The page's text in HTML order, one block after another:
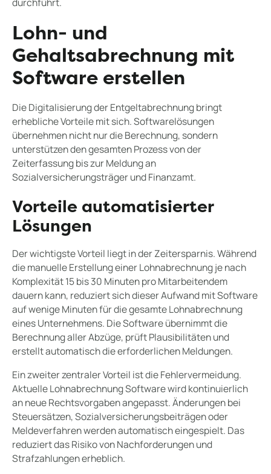
Lohn- und
Gehaltsabrechnung mit
Software erstellen
Die Digitalisierung der Entgeltabrechnung bringt
erhebliche Vorteile mit sich. Softwarelösungen
übernehmen nicht nur die Berechnung, sondern
unterstützen den gesamten Prozess von der
Zeiterfassung bis zur Meldung an
Sozialversicherungsträger und Finanzamt.
Vorteile automatisierter
Lösungen
Der wichtigste Vorteil liegt in der Zeitersparnis. Während
die manuelle Erstellung einer Lohnabrechnung je nach
Komplexität 15 bis 30 Minuten pro Mitarbeitendem
dauern kann, reduziert sich dieser Aufwand mit Software
auf wenige Minuten für die gesamte Lohnabrechnung
eines Unternehmens. Die Software übernimmt die
Berechnung aller Abzüge, prüft Plausibilitäten und
erstellt automatisch die erforderlichen Meldungen.
Ein zweiter zentraler Vorteil ist die Fehlervermeidung.
Aktuelle Lohnabrechnung Software wird kontinuierlich
an neue Rechtsvorgaben angepasst. Änderungen bei
Steuersätzen, Sozialversicherungsbeiträgen oder
Meldeverfahren werden automatisch eingespielt. Das
reduziert das Risiko von Nachforderungen und
Strafzahlungen erheblich.